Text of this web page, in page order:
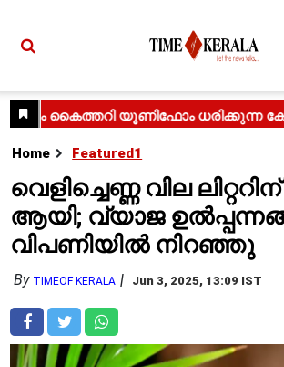
Home Featured1
വെളിച്ചെണ്ണ വില
ആയി; വ്യാജ
വിപണിയിൽ നിറഞ്ഞു
By TIMEOF KERALA Jun 3, 2025, 13:09 IST